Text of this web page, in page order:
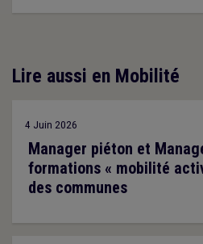
Lire aussi en Mobilité
4 Juin 2026
Manager piéton et
formations « mobilité
des communes